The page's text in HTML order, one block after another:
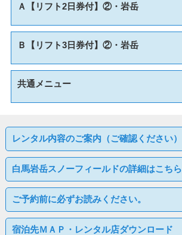
Ａ【リフト2日券付】②・岩岳
Ｂ【リフト3日券付】②・岩岳
共通メニュー
レンタル内容のご案内（ご確認ください）
白馬岩岳スノーフィールドの詳細はこちら
ご予約前に必ずお読みください。
宿泊先ＭＡＰ・レンタル店ダウンロード